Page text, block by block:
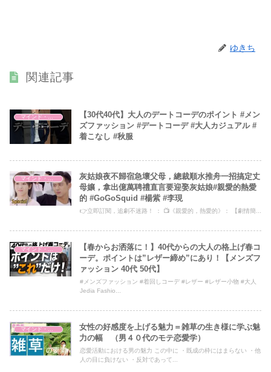
ゆきち
関連記事
マインド・哲学
【30代40代】大人のデートコーデのポイント #メン
ズファッション #デートコーデ #大人カジュアル #
着こなし #秋服
マインド・哲学
灰姑娘夜不歸宿急壞父母，總裁順水推舟一招搞定丈
母孃，拿出億萬聘禮直言要迎娶灰姑娘#親愛的熱愛
的 #GoGoSquid #楊紫 #李現
👉立即訂閱，追劇不迷路！ ： 📺《親愛的，熱愛的》： 【劇情簡...
マインド・哲学
【春からお洒落に！】40代からの大人の格上げ春コ
ーデ。ポイントは”レザー締め”にあり！【メンズフ
ァッション 40代 50代】
#メンズファッション #着回しコーデ #レザー #レザー小物 #大人
Jedia Fashio...
マインド・哲学
女性の好感度を上げる魅力＝雑草の生き様に学ぶ魅
力の幅 （男４０代のモテ恋愛学）
恋愛活動における男の魅力 この中に ・既成の枠にはまらない ・他
人の目に負けない ・反対であって...